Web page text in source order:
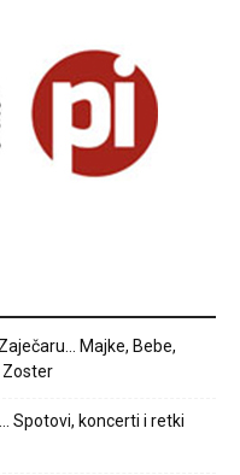
Majke, Bebe,
Zoster
Spotovi, koncerti i retki